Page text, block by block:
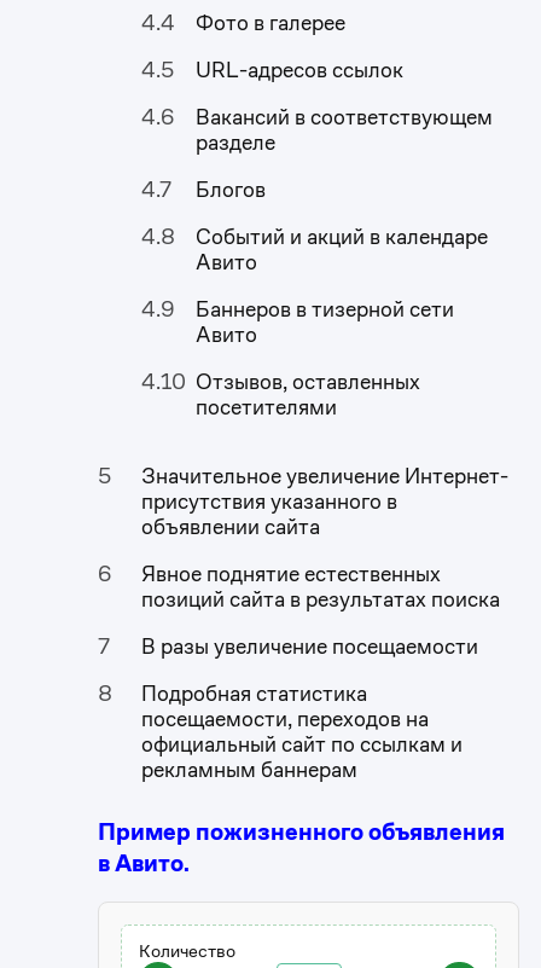
Фото в галерее
URL-адресов ссылок
Вакансий в соответствующем
разделе
Блогов
Событий и акций в календаре
Авито
Баннеров в тизерной сети
Авито
Отзывов, оставленных
посетителями
Значительное увеличение Интернет-
присутствия указанного в
объявлении сайта
Явное поднятие естественных
позиций сайта в результатах поиска
В разы увеличение посещаемости
Подробная статистика
посещаемости, переходов на
официальный сайт по ссылкам и
рекламным баннерам
Пример пожизненного объявления
в Авито.
Количество